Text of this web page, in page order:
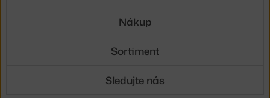
Nákup
Sortiment
Sledujte nás